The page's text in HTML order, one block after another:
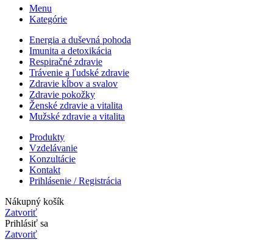
Menu
Kategórie
Energia a duševná pohoda
Imunita a detoxikácia
Respiračné zdravie
Trávenie a ľudské zdravie
Zdravie kĺbov a svalov
Zdravie pokožky
Ženské zdravie a vitalita
Mužské zdravie a vitalita
Produkty
Vzdelávanie
Konzultácie
Kontakt
Prihlásenie / Registrácia
Nákupný košík
Zatvoriť
Prihlásiť sa
Zatvoriť